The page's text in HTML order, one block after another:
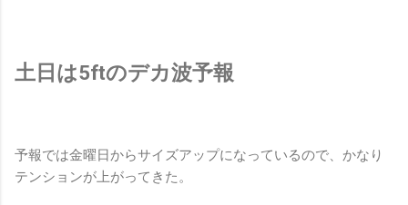
土日は5ftのデカ波予報
予報では金曜日からサイズアップになっているので、かなり
テンションが上がってきた。